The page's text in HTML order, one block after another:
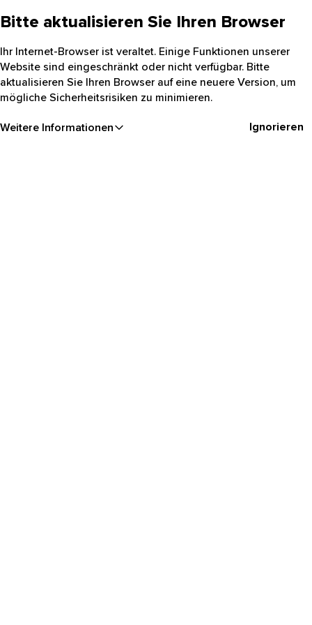
Bitte aktualisieren Sie Ihren Browser
Ihr Internet-Browser ist veraltet. Einige Funktionen unserer
Website sind eingeschränkt oder nicht verfügbar. Bitte
aktualisieren Sie Ihren Browser auf eine neuere Version, um
mögliche Sicherheitsrisiken zu minimieren.
Weitere Informationen Ignorieren